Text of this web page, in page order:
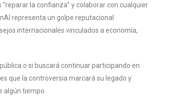
la confianza” y colaborar con cualquier
representa un golpe reputacional
internacionales vinculados a economía,
o si buscará continuar participando en
que la controversia marcará su legado y
algún tiempo.